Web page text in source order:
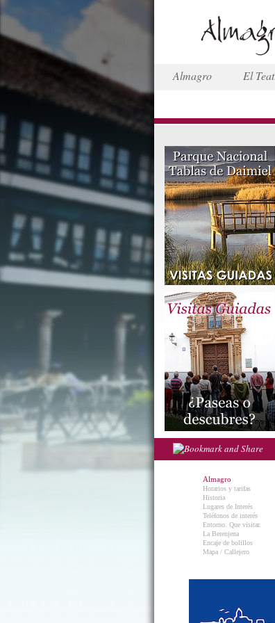
Almagro El
Almagro
Horarios y tarifas
Historia
Lugares de Interés
Teléfonos de interés
Entorno. Que visitar.
La Berenjena
Encaje de bolillos
Mapa / Callejero